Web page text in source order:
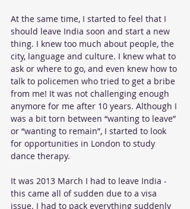
At the same time, I started to feel that I
should leave India soon and start a new
thing. I knew too much about people, the
city, language and culture. I knew what to
ask or where to go, and even knew how to
talk to policemen who tried to get a bribe
from me! It was not challenging enough
anymore for me after 10 years. Although I
was a bit torn between “wanting to leave”
or “wanting to remain”, I started to look
for opportunities in London to study
dance therapy.
It was 2013 March I had to leave India -
this came all of sudden due to a visa
issue. I had to pack everything suddenly